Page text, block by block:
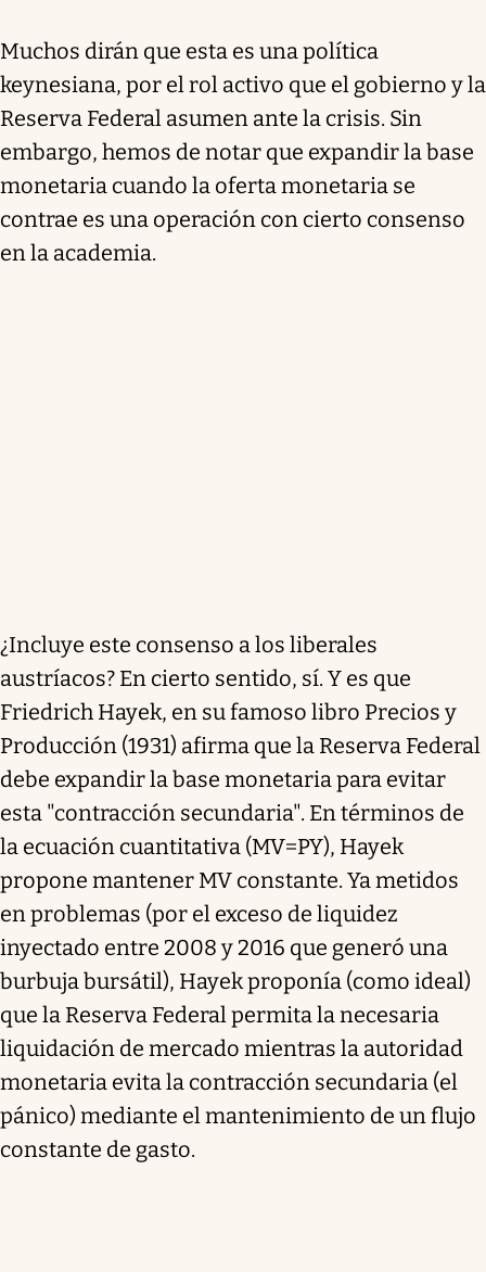
Muchos dirán que esta es una política
keynesiana, por el rol activo que el gobierno y la
Reserva Federal asumen ante la crisis. Sin
embargo, hemos de notar que expandir la base
monetaria cuando la oferta monetaria se
contrae es una operación con cierto consenso
en la academia.
¿Incluye este consenso a los liberales
austríacos? En cierto sentido, sí. Y es que
Friedrich Hayek, en su famoso libro Precios y
Producción (1931) afirma que la Reserva Federal
debe expandir la base monetaria para evitar
esta "contracción secundaria". En términos de
la ecuación cuantitativa (MV=PY), Hayek
propone mantener MV constante. Ya metidos
en problemas (por el exceso de liquidez
inyectado entre 2008 y 2016 que generó una
burbuja bursátil), Hayek proponía (como ideal)
que la Reserva Federal permita la necesaria
liquidación de mercado mientras la autoridad
monetaria evita la contracción secundaria (el
pánico) mediante el mantenimiento de un flujo
constante de gasto.